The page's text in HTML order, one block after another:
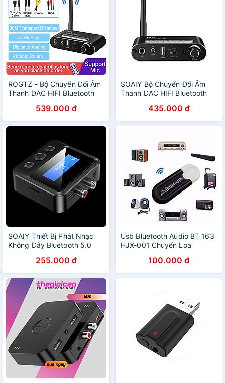
ROGTZ - Bộ Chuyển Đổi Âm
Thanh DAC HIFI Bluetooth
ES9038Q2M Hỗ trợ âm
thanh 5.1/7.1 kênh Cổng Kết
Nối Optical USB Coaxial Hỗ
FLAC WAV WMA - Hàng
Chính Hãng
539.000 đ
SOAIY Bộ Chuyển Đổi Âm
Thanh DAC HIFI Bluetooth
Hàng Nhập Khẩu
435.000 đ
SOAIY Thiết Bị Phát Nhạc
Không Dây Bluetooth 5.0
Nhập Khẩu255.000 đ
Usb Bluetooth Audio BT 163
HJX-001 Chuyển Loa
Bluetooth - Hàng Nhập Khẩu
100.000 đ